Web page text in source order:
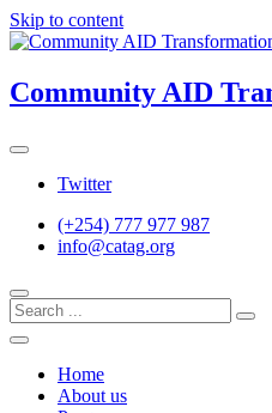
Skip to content
Community AID
Twitter
(+254) 777 977 987
info@catag.org
Home
About us